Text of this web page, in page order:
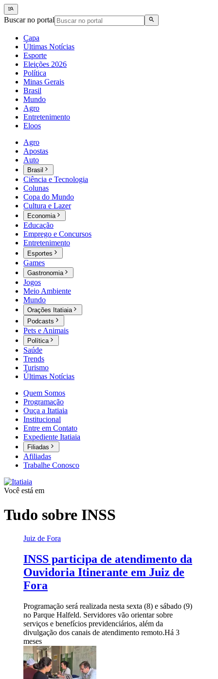
Buscar no portal
Capa
Últimas Notícias
Esporte
Eleições 2026
Política
Minas Gerais
Brasil
Mundo
Agro
Entretenimento
Eloos
Agro
Apostas
Auto
Brasil
Ciência e Tecnologia
Colunas
Copa do Mundo
Cultura e Lazer
Economia
Educação
Emprego e Concursos
Entretenimento
Esportes
Games
Gastronomia
Jogos
Meio Ambiente
Mundo
Orações Itatiaia
Podcasts
Pets e Animais
Política
Saúde
Trends
Turismo
Últimas Notícias
Quem Somos
Programação
Ouça a Itatiaia
Institucional
Entre em Contato
Expediente Itatiaia
Filiadas
Afiliadas
Trabalhe Conosco
Você está em
Tudo sobre INSS
Juiz de Fora
INSS participa de atendimento da
Ouvidoria Itinerante em Juiz de
Fora
Programação será realizada nesta sexta (8) e sábado (9)
no Parque Halfeld. Servidores vão orientar sobre
serviços e benefícios previdenciários, além da
divulgação dos canais de atendimento remoto.Há 3
meses